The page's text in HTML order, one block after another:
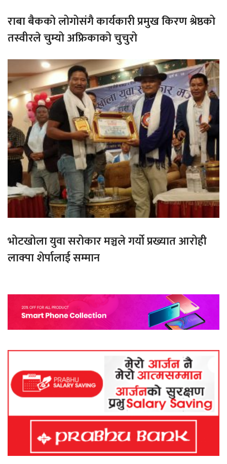
राबा बैकको लोगोसंगै कार्यकारी प्रमुख किरण श्रेष्ठको
तस्वीरले चुम्यो अफ्रिकाको चुचुरो
भोटखोला युवा सरोकार मञ्चले गर्यो प्रख्यात आरोही
लाक्पा शेर्पालाई सम्मान